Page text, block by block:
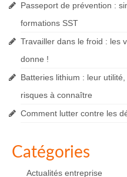
Passeport de prévention :
formations SST
Travailler dans le froid : les
donne !
Batteries lithium : leur
risques à connaître
Comment lutter contre les
Catégories
Actualités entreprise